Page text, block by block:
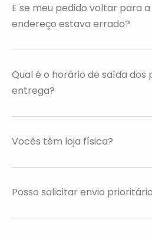
E se meu pedido voltar para
endereço estava errado?
Qual é o horário de saída dos
entrega?
Vocês têm loja física?
Posso solicitar envio